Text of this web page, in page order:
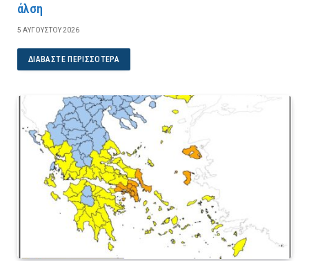
άλση
5 ΑΥΓΟΎΣΤΟΥ 2026
ΔΙΑΒΆΣΤΕ ΠΕΡΙΣΣΌΤΕΡΑ